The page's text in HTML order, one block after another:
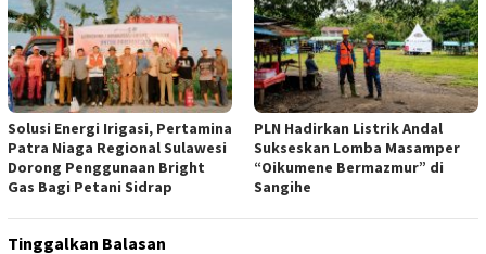
Solusi Energi Irigasi, Pertamina
Patra Niaga Regional Sulawesi
Dorong Penggunaan Bright
Gas Bagi Petani Sidrap
PLN Hadirkan Listrik Andal
Sukseskan Lomba Masamper
“Oikumene Bermazmur” di
Sangihe
Tinggalkan Balasan